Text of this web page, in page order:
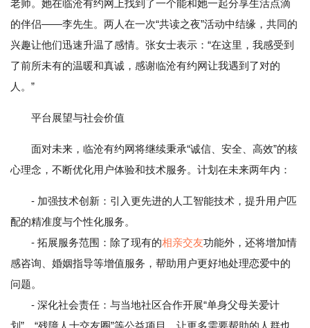
老师。她在临沧有约网上找到了一个能和她一起分享生活点滴
的伴侣——李先生。两人在一次“共读之夜”活动中结缘，共同的
兴趣让他们迅速升温了感情。张女士表示：“在这里，我感受到
了前所未有的温暖和真诚，感谢临沧有约网让我遇到了对的
人。”
平台展望与社会价值
面对未来，临沧有约网将继续秉承“诚信、安全、高效”的核
心理念，不断优化用户体验和技术服务。计划在未来两年内：
- 加强技术创新：引入更先进的人工智能技术，提升用户匹
配的精准度与个性化服务。
- 拓展服务范围：除了现有的相亲交友功能外，还将增加情
感咨询、婚姻指导等增值服务，帮助用户更好地处理恋爱中的
问题。
- 深化社会责任：与当地社区合作开展“单身父母关爱计
划”、“残障人士交友圈”等公益项目，让更多需要帮助的人群也